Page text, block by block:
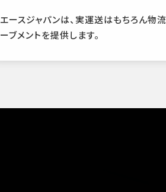
エースジャパンは、実運送はもちろん
ーブメントを提供します。